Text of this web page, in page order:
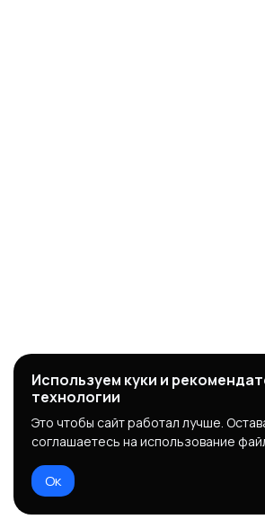
Используем куки и
технологии
Это чтобы сайт работал лучше.
соглашаетесь на использование
Ок